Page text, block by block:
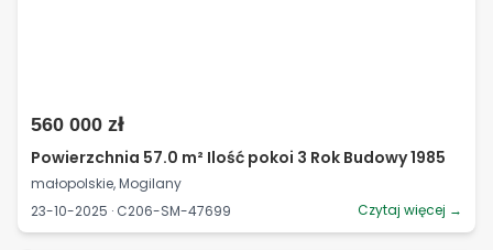
560 000 zł
Powierzchnia 57.0 m² Ilość pokoi 3 Rok Budowy 1985
małopolskie, Mogilany
23-10-2025 · C206-SM-47699
Czytaj więcej →